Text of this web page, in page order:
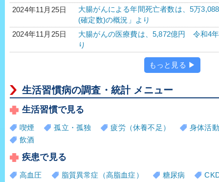
2024年11月25日
大腸がんによる年間死亡者数は、5万
(確定数)の概況」より
2024年11月25日
大腸がんの医療費は、5,872億円 令和4
り
もっと見る ▶
生活習慣病の調査・統計 メニュー
生活習慣で見る
喫煙 孤立・孤独 疲労（休養不足）
身体活
飲酒
疾患で見る
高血圧 脂質異常症（高脂血症） 糖尿病